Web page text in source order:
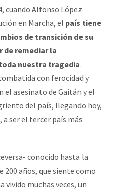
cuando Alfonso López
en Marcha, el país tiene
de transición de su
remediar la
nuestra tragedia.
con ferocidad y
el asesinato de Gaitán y el
del país, llegando hoy,
a ser el tercer país más
conocido hasta la
200 años, que siente como
vivido muchas veces, un